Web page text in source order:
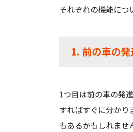
それぞれの機能につ
1. 前の車の
1つ目は前の車の発
すればすぐに分かり
もあるかもしれませ